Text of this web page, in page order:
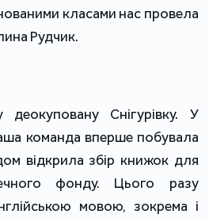
класами нас провела
Рудчик.
Снігурівку. У
команда вперше побувала
відкрила збір книжок для
фонду. Цього разу
мовою, зокрема і